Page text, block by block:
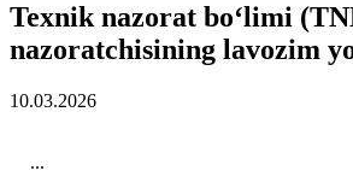
Teхnik nazorat boʻlimi
nazoratchisining lavozim
10.03.2026
...